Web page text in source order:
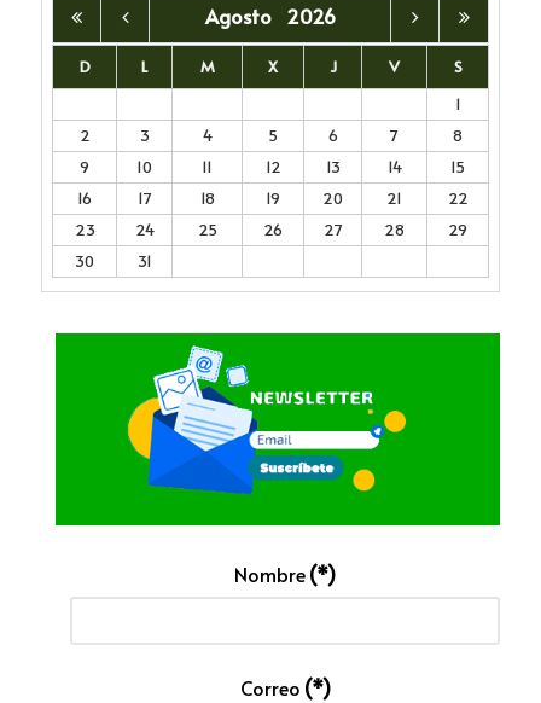
Agosto 2026
D L M X J V
S
1
2
3 4 5 6 7
8
9
10 11 12 13 14
15
16
17 18 19 20 21
22
23
24 25 26 27 28
29
30
31
Nombre(*)
Correo (*)